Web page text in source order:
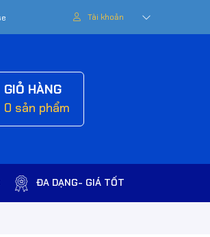
Tài khoản
GIỎ HÀNG
0 sản phẩm
ĐA DẠNG- GIÁ TỐT